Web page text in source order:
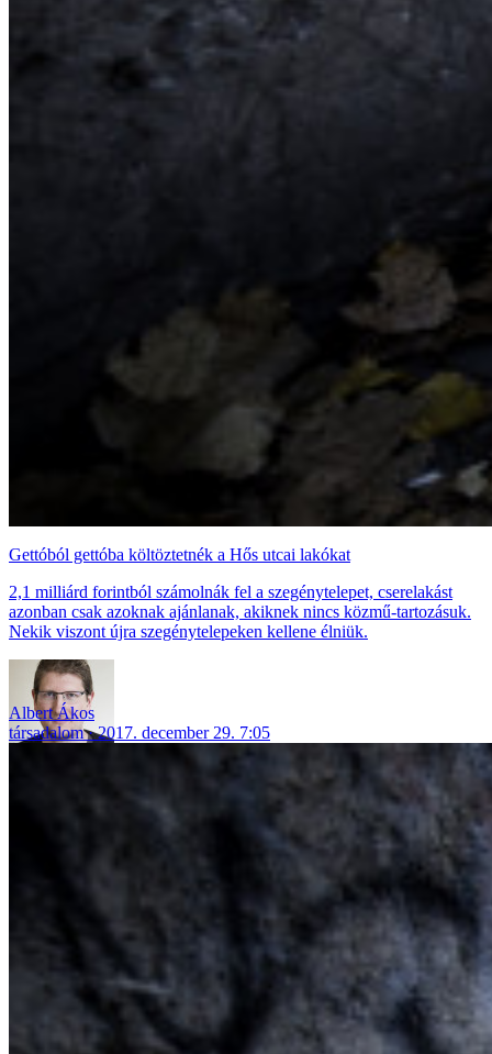
Gettóból gettóba költöztetnék a Hős utcai lakókat
2,1 milliárd forintból számolnák fel a szegénytelepet, cserelakást
azonban csak azoknak ajánlanak, akiknek nincs közmű-tartozásuk.
Nekik viszont újra szegénytelepeken kellene élniük.
Albert Ákos
társadalom
2017. december 29. 7:05